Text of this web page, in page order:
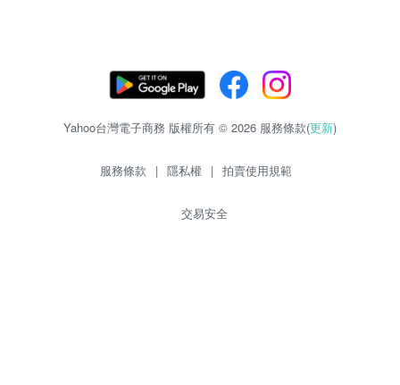
Yahoo台灣電子商務 版權所有 © 2026 服務條款(更新)
服務條款 | 隱私權 | 拍賣使用規範
交易安全